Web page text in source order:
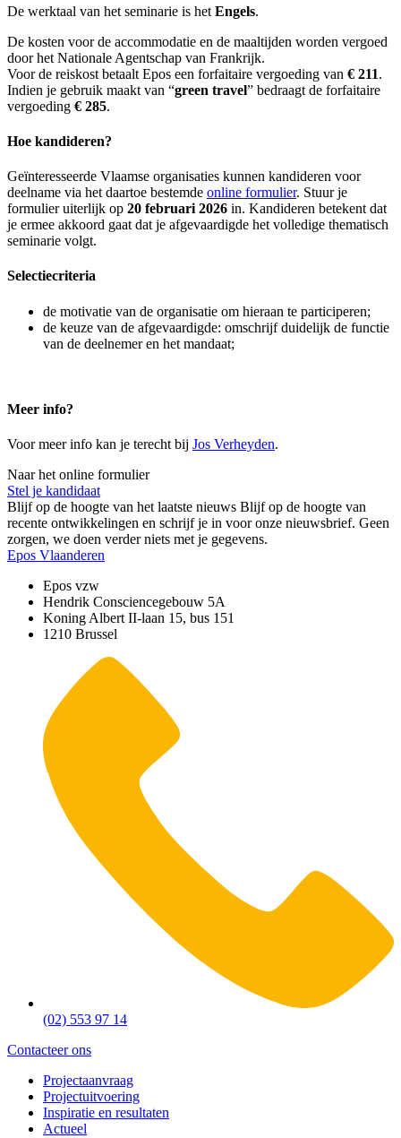
De werktaal van het seminarie is het Engels.
De kosten voor de accommodatie en de maaltijden worden vergoed
door het Nationale Agentschap van Frankrijk.
Voor de reiskost betaalt Epos een forfaitaire vergoeding van € 211.
Indien je gebruik maakt van “green travel” bedraagt de forfaitaire
vergoeding € 285.
Hoe kandideren?
Geïnteresseerde Vlaamse organisaties kunnen kandideren voor
deelname via het daartoe bestemde online formulier. Stuur je
formulier uiterlijk op 20 februari 2026 in. Kandideren betekent dat
je ermee akkoord gaat dat je afgevaardigde het volledige thematisch
seminarie volgt.
Selectiecriteria
de motivatie van de organisatie om hieraan te participeren;
de keuze van de afgevaardigde: omschrijf duidelijk de functie
van de deelnemer en het mandaat;
Meer info?
Voor meer info kan je terecht bij Jos Verheyden.
Naar het online formulier
Stel je kandidaat
Blijf op de hoogte van het laatste nieuws Blijf op de hoogte van
recente ontwikkelingen en schrijf je in voor onze nieuwsbrief. Geen
zorgen, we doen verder niets met je gegevens.
Epos Vlaanderen
Epos vzw
Hendrik Consciencegebouw 5A
Koning Albert II-laan 15, bus 151
1210 Brussel
(02) 553 97 14
Contacteer ons
Projectaanvraag
Projectuitvoering
Inspiratie en resultaten
Actueel